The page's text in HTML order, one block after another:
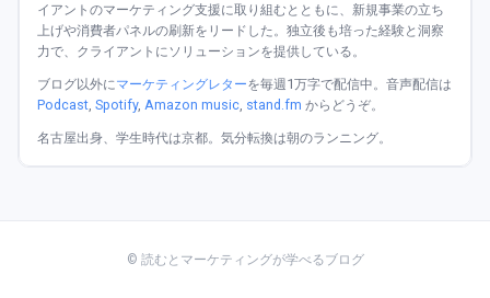
イアントのマーケティング支援に取り組むとともに、新規事業の立ち
上げや消費者パネルの刷新をリードした。独立後も培った経験と洞察
力で、クライアントにソリューションを提供している。
ブログ以外にマーケティングレターを毎週1万字で配信中。音声配信は
Podcast, Spotify, Amazon music, stand.fm からどうぞ。
名古屋出身、学生時代は京都。気分転換は朝のランニング。
© 読むとマーケティングが学べるブログ